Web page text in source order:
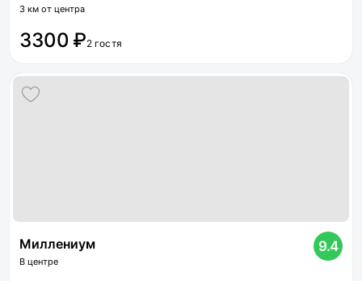
3 км от центра
3300 ₽2 гостя
Миллениум
В центре
9.4